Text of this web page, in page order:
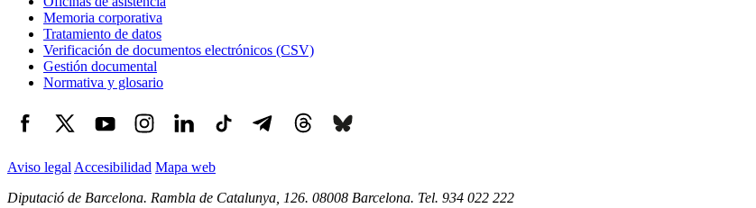
Memoria corporativa
Tratamiento de datos
Verificación de documentos electrónicos (CSV)
Gestión documental
Normativa y glosario
Aviso legal Accesibilidad Mapa web
Diputació de Barcelona. Rambla de Catalunya, 126. 08008 Barcelona. Tel. 934 022 222